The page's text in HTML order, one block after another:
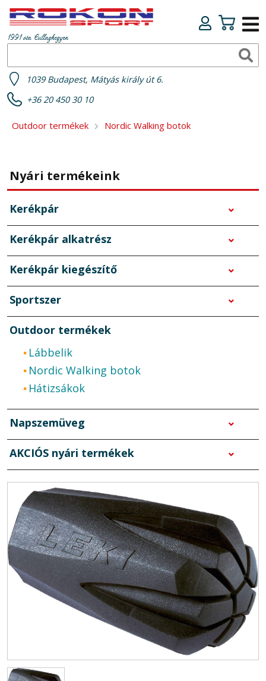
1991 óta Csillaghegyen
1039 Budapest, Mátyás király út 6.
+36 20 450 30 10
Outdoor termékek Nordic Walking botok
Nyári termékeink
Kerékpár
Kerékpár alkatrész
Kerékpár kiegészítő
Sportszer
Outdoor termékek
Lábbelik
Nordic Walking botok
Hátizsákok
Napszemüveg
AKCIÓS nyári termékek